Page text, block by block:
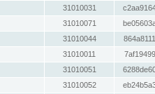
31010031
31010071
31010044
31010011
31010051
31010052